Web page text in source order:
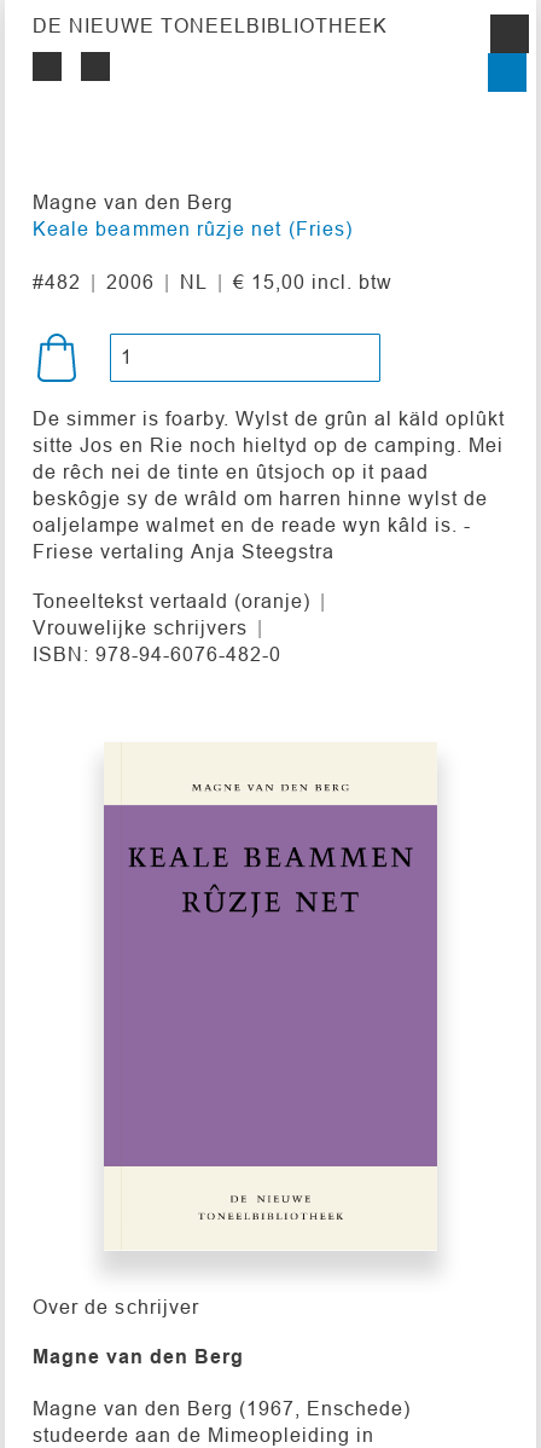
DE NIEUWE TONEELBIBLIOTHEEK
Magne van den Berg
Keale beammen rûzje net (Fries)
#482 2006 NL € 15,00 incl. btw
De simmer is foarby. Wylst de grûn al käld oplûkt
sitte Jos en Rie noch hieltyd op de camping. Mei
de rêch nei de tinte en ûtsjoch op it paad
beskôgje sy de wrâld om harren hinne wylst de
oaljelampe walmet en de reade wyn kâld is. -
Friese vertaling Anja Steegstra
Toneeltekst vertaald (oranje)
Vrouwelijke schrijvers
ISBN: 978-94-6076-482-0
Over de schrijver
Magne van den Berg
Magne van den Berg (1967, Enschede)
studeerde aan de Mimeopleiding in